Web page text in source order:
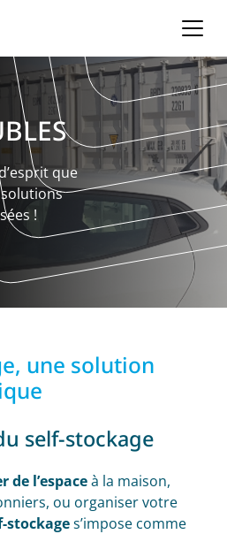
que
!
une solution
self-stockage
de l’espaceà la maison,
ou organiser votre
stockages’impose comme